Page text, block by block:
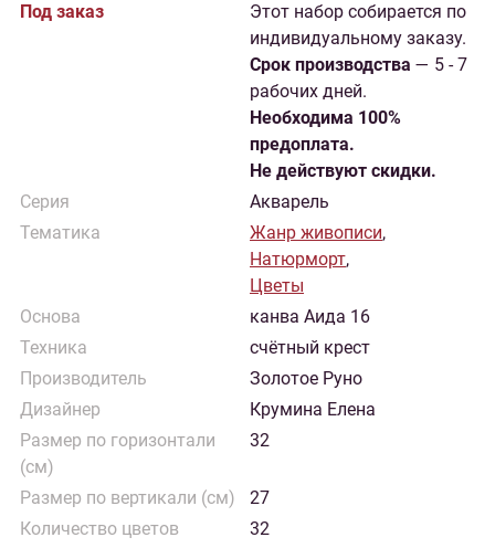
Под заказ
Этот набор собирается по
индивидуальному заказу.
Cрок производства — 5 - 7
рабочих дней.
Необходима 100%
предоплата.
Не действуют скидки.
Серия
Акварель
Тематика
Жанр живописи,
Натюрморт,
Цветы
Основа
канва Аида 16
Техника
счётный крест
Производитель
Золотое Руно
Дизайнер
Крумина Елена
Размер по горизонтали
(см)
32
Размер по вертикали (см)
27
Количество цветов
32